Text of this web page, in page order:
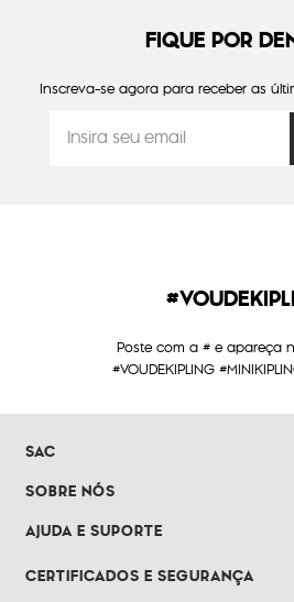
FIQUE POR
Inscreva-se agora para receber as
Poste com a # e apareça
#VOUDEKIPLING
SAC
SOBRE NÓS
AJUDA E SUPORTE
CERTIFICADOS E SEGURANÇA